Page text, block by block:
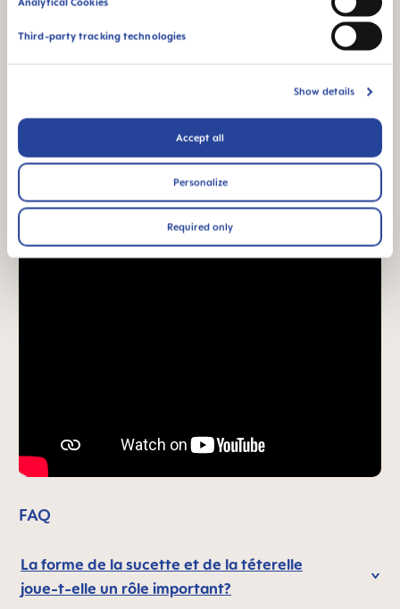
Third-party tracking technologies
Show details
Accept all
Personalize
Required only
FAQ
La forme de la sucette et de la téterelle
joue-t-elle un rôle important?